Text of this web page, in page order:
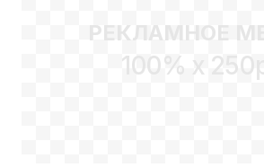
РЕКЛАМНОЕ
100% x